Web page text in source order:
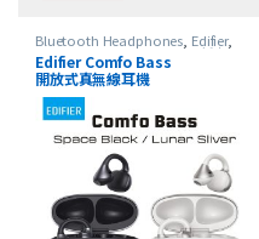
Bluetooth Headphones Edifier,
Open-ear Headphones , 最新產品
Edifier Comfo Bass
開放式真無線耳機